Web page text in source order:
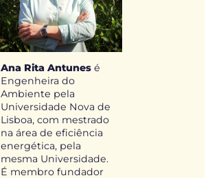
Ana Rita Antunesé
Engenheira do
Ambiente pela
Universidade Nova de
Lisboa, com mestrado
na área de eficiência
energética, pela
mesma Universidade.
É membro fundador